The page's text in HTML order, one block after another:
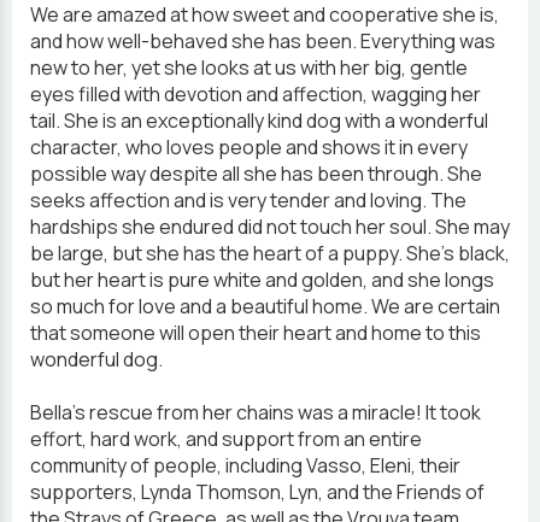
We are amazed at how sweet and cooperative she is,
and how well-behaved she has been. Everything was
new to her, yet she looks at us with her big, gentle
eyes filled with devotion and affection, wagging her
tail. She is an exceptionally kind dog with a wonderful
character, who loves people and shows it in every
possible way despite all she has been through. She
seeks affection and is very tender and loving. The
hardships she endured did not touch her soul. She may
be large, but she has the heart of a puppy. She’s black,
but her heart is pure white and golden, and she longs
so much for love and a beautiful home. We are certain
that someone will open their heart and home to this
wonderful dog.
Bella's rescue from her chains was a miracle! It took
effort, hard work, and support from an entire
community of people, including Vasso, Eleni, their
supporters, Lynda Thomson, Lyn, and the Friends of